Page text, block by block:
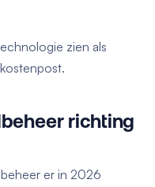
zien als
richting
er in 2026